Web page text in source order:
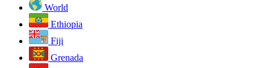
World
Ethiopia
Fiji
Grenada